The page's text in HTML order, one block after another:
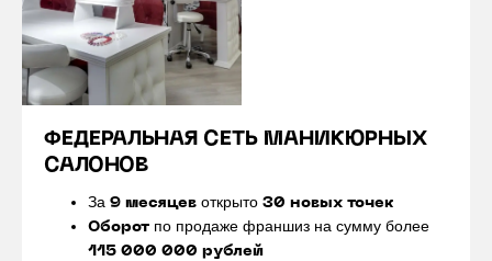
ФЕДЕРАЛЬНАЯ СЕТЬ МАНИКЮРНЫХ
САЛОНОВ
За 9 месяцев открыто 30 новых точек
Оборот по продаже франшиз на сумму более
115 000 000 рублей